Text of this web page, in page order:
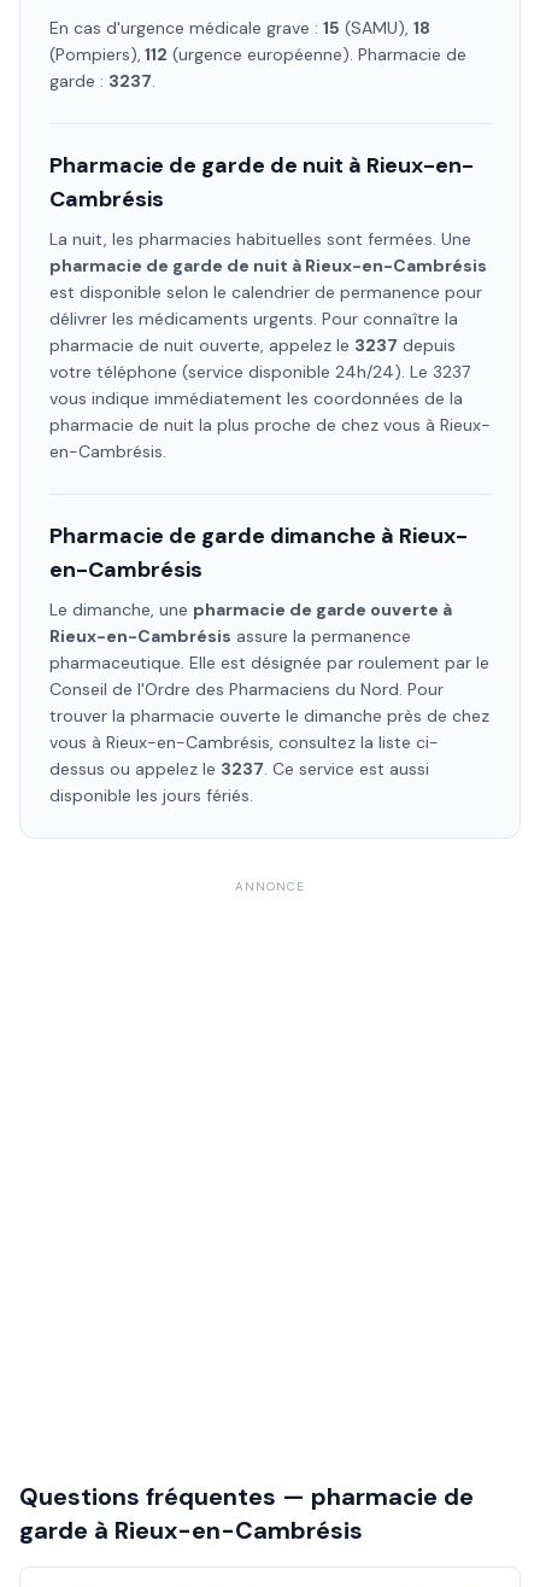
En cas d'urgence médicale grave : 15 (SAMU), 18
(Pompiers), 112 (urgence européenne). Pharmacie de
garde : 3237.
Pharmacie de garde de nuit à Rieux-en-
Cambrésis
La nuit, les pharmacies habituelles sont fermées. Une
pharmacie de garde de nuit à Rieux-en-Cambrésis
est disponible selon le calendrier de permanence pour
délivrer les médicaments urgents. Pour connaître la
pharmacie de nuit ouverte, appelez le 3237 depuis
votre téléphone (service disponible 24h/24). Le 3237
vous indique immédiatement les coordonnées de la
pharmacie de nuit la plus proche de chez vous à Rieux-
en-Cambrésis.
Pharmacie de garde dimanche à Rieux-
en-Cambrésis
Le dimanche, une pharmacie de garde ouverte à
Rieux-en-Cambrésis assure la permanence
pharmaceutique. Elle est désignée par roulement par le
Conseil de l'Ordre des Pharmaciens du Nord. Pour
trouver la pharmacie ouverte le dimanche près de chez
vous à Rieux-en-Cambrésis, consultez la liste ci-
dessus ou appelez le 3237. Ce service est aussi
disponible les jours fériés.
ANNONCE
Questions fréquentes — pharmacie de
garde à Rieux-en-Cambrésis